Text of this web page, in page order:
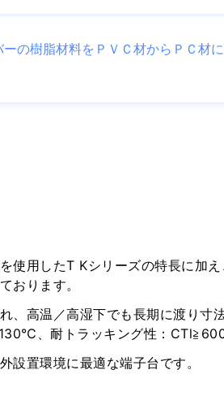
の樹脂材料をＰＶＣ材からＰＣ材に
使用したT Kシリーズの特長に加
おります。
、高温／高湿下でも長期に渡り寸
、耐トラッキング性：
設置環境に最適な端子台です。